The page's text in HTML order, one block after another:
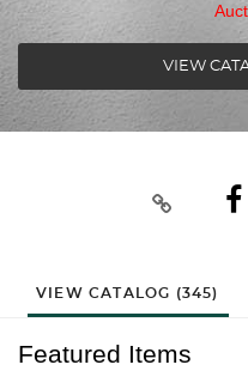
VIEW
VIEW CATALOG (345)
Featured Items